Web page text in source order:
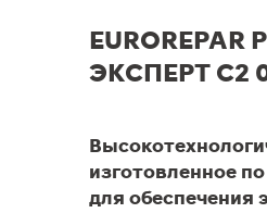
EUROREPAR
ЭКСПЕРТ C2
изготовленное
для обеспечения